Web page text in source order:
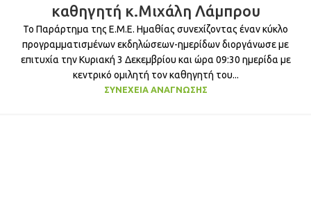
καθηγητή κ.Μιχάλη Λάμπρου
Το Παράρτημα της Ε.Μ.Ε. Ημαθίας συνεχίζοντας έναν κύκλο
προγραμματισμένων εκδηλώσεων-ημερίδων διοργάνωσε με
επιτυχία την Κυριακή 3 Δεκεμβρίου και ώρα 09:30 ημερίδα με
κεντρικό ομιλητή τον καθηγητή του...
ΣΥΝΈΧΕΙΑ ΑΝΆΓΝΩΣΗΣ